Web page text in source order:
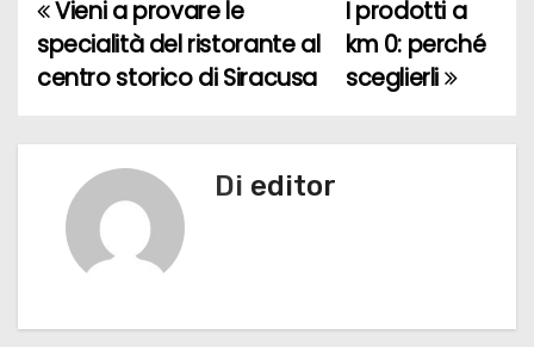
N
a
z
I prodotti a
km 0: perché
sceglierli
Vieni a provare le
specialità del ristorante al
centro storico di Siracusa
Di editor